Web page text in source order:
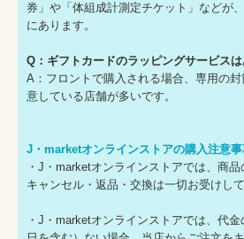
券」や「体組成計測定チケット」などが
にあります。
Q：ギフトカードのラッピングサービスは
A：フロントで購入される場合、専用の
意している店舗が多いです。
J・marketオンラインストアの購入注意
・J・marketオンラインストアでは、商
キャンセル・返品・交換は一切お受けして
・J・marketオンラインストアでは、代